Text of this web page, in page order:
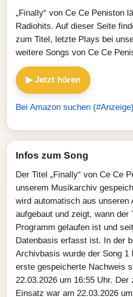
„Finally“ von Ce Ce Peniston
Radiohits. Auf dieser Seite
zum Titel, letzte Plays bei
weitere Songs von Ce Ce
▶ Jetzt hören
Bei Amazon suchen (#Anzeige)
Infos zum Song
Der Titel „Finally“ von Ce Ce
unserem Musikarchiv
wird automatisch aus unseren
aufgebaut und zeigt, wann der
Programm gelaufen ist und
Datenbasis erfasst ist. In der
Archivbasis wurde der Song 1
erste gespeicherte Nachweis
22.03.2026 um 16:55 Uhr.
Einsatz war am 22.03.2026